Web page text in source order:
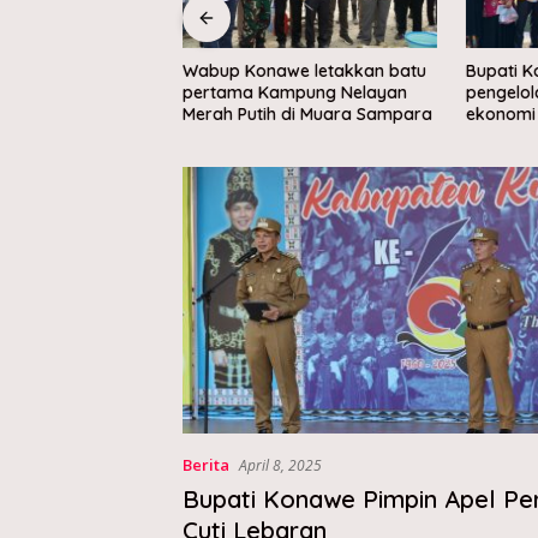
letakkan batu
di Muara Sampara
Bupati Konawe dorong
pengelolaan sampah berbasis
ekonomi sirkular
ke-
Berita April 8, 2025
Bupati Konawe Pimpin Apel
Cuti Lebaran